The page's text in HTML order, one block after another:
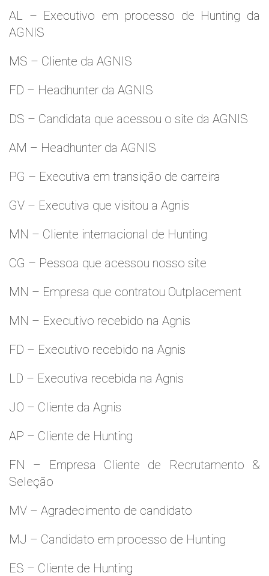
AL – Executivo em processo de Hunting da
AGNIS
MS – Cliente da AGNIS
FD – Headhunter da AGNIS
DS – Candidata que acessou o site da AGNIS
AM – Headhunter da AGNIS
PG – Executiva em transição de carreira
GV – Executiva que visitou a Agnis
MN – Cliente internacional de Hunting
CG – Pessoa que acessou nosso site
MN – Empresa que contratou Outplacement
MN – Executivo recebido na Agnis
FD – Executivo recebido na Agnis
LD – Executiva recebida na Agnis
JO – Cliente da Agnis
AP – Cliente de Hunting
FN – Empresa Cliente de Recrutamento &
Seleção
MV – Agradecimento de candidato
MJ – Candidato em processo de Hunting
ES – Cliente de Hunting